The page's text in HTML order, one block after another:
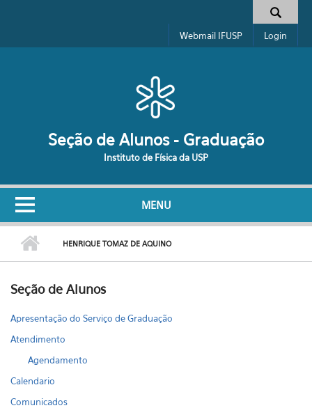
Formulário de busca
Webmail IFUSP Login
Seção de Alunos - Graduação
Instituto de Física da USP
MENU
HENRIQUE TOMAZ DE AQUINO
Seção de Alunos
Apresentação do Serviço de Graduação
Atendimento
Agendamento
Calendario
Comunicados